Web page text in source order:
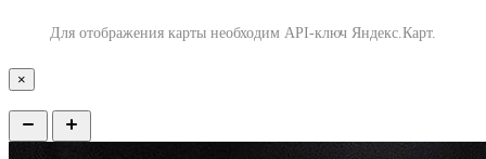
Для отображения карты необходим API-ключ Яндекс.Карт.
×